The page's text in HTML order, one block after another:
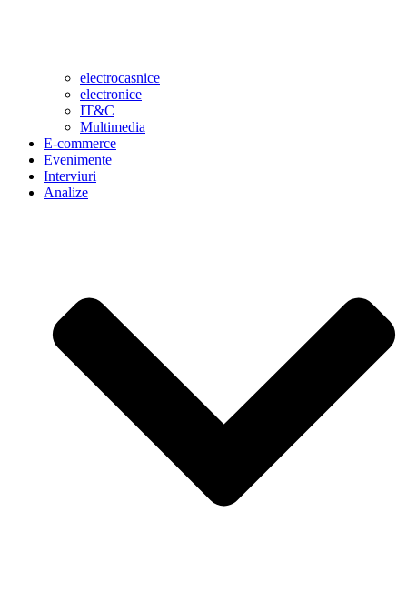
electrocasnice
electronice
IT&C
Multimedia
E-commerce
Evenimente
Interviuri
Analize